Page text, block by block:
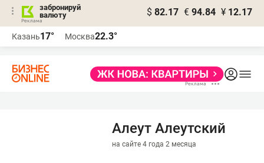
забронируй
валюту
$ 82.17 € 94.84 ¥ 12.17
Казань17° Москва22.3°
Алеут Алеутский
на сайте 4 года 2 месяца